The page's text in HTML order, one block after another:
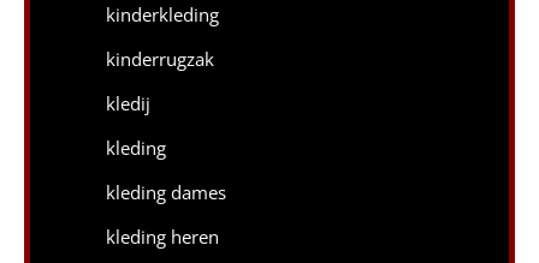
kinderkleding
kinderrugzak
kledij
kleding
kleding dames
kleding heren